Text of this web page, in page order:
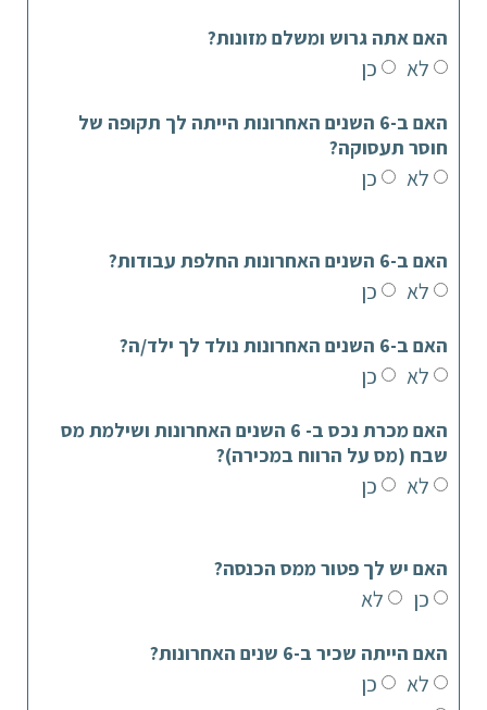
האם אתה גרוש ומשלם מזונות?
לא כן
האם ב-6 השנים האחרונות הייתה לך תקופה של
חוסר תעסוקה?
לא כן
האם ב-6 השנים האחרונות החלפת עבודות?
לא כן
האם ב-6 השנים האחרונות נולד לך ילד/ה?
לא כן
האם מכרת נכס ב- 6 השנים האחרונות ושילמת מס
שבח (מס על הרווח במכירה)?
לא כן
האם יש לך פטור ממס הכנסה?
כן לא
האם הייתה שכיר ב-6 שנים האחרונות?
לא
כן